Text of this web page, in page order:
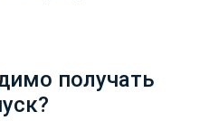
получать